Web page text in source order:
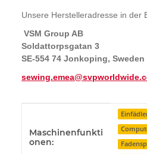
Unsere Herstelleradresse in der
VSM Group AB
Soldattorpsgatan 3
SE-554 74 Jonkoping, Sweden
Maschinenfunkti
onen: